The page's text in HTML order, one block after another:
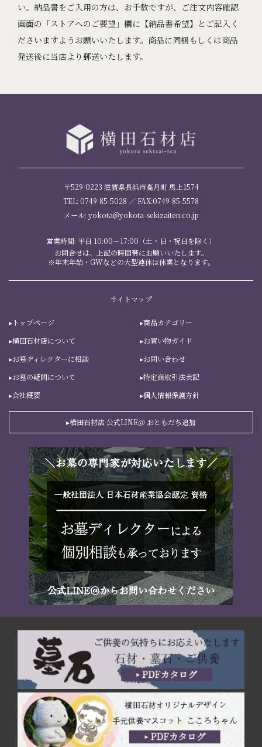
い。納品書をご入用の方は、お手数ですが、ご注文内容確認
画面の「ストアへのご要望」欄に【納品書希望】とご記入く
ださいますようお願いいたします。商品に同梱もしくは商品
発送後に当店より郵送いたします。
〒529-0223 滋賀県長浜市高月町 馬上1574
TEL: 0749-85-5028 ／ FAX:0749-85-5578
メール: yokota@yokota-sekizaiten.co.jp
営業時間: 平日 10:00－17:00（土・日・祝日を除く）
お問合せは、上記の時間帯にお願いいたします。
※年末年始・GWなどの大型連休は休業となります。
サイトマップ
トップページ
横田石材店について
お墓ディレクターに相談
お墓の疑問について
会社概要
商品カテゴリー
お買い物ガイド
お問い合わせ
特定商取引法表記
個人情報保護方針
横田石材店 公式LINE＠ おともだち追加